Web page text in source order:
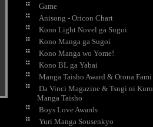
Game
Anisong - Oricon Chart
Kono Light Novel ga Sugoi
Kono Manga ga Sugoi
Kono Manga wo Yome!
Kono BL ga Yabai
Manga Taisho Award & Otona Fami
Da Vinci Magazine & Tsugi ni Kuru
Manga Taisho
Boys Love Awards
Yuri Manga Sousenkyo